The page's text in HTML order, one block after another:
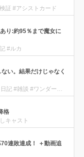
証 #アシストカード
り:約95％まで魔女に
#ルカ
い。結果だけじゃなく
#お悩み相談室 #サンドリヨン #プレイ日記 #雑談 #ワンダー部の使い方
格
キャスト
連敗達成！ ＋動画追